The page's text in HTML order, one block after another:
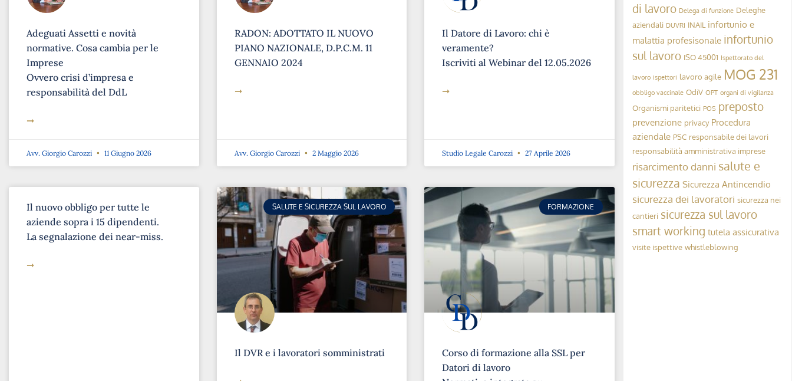
Adeguati Assetti e novità
normative. Cosa cambia per le
Imprese
Ovvero crisi d’impresa e
responsabilità del DdL
➞
Avv. Giorgio Carozzi 11 Giugno 2026
RADON: ADOTTATO IL NUOVO
PIANO NAZIONALE, D.P.C.M. 11
GENNAIO 2024
➞
Avv. Giorgio Carozzi 2 Maggio 2026
Il Datore di Lavoro: chi è
veramente?
Iscriviti al Webinar del 12.05.2026
➞
Studio Legale Carozzi 27 Aprile 2026
Il nuovo obbligo per tutte le
aziende sopra i 15 dipendenti.
La segnalazione dei near-miss.
➞
SALUTE E SICUREZZA SUL LAVORO
Il DVR e i lavoratori somministrati
FORMAZIONE
Corso di formazione alla SSL per
Datori di lavoro
di lavoro Delega di funzione Deleghe
aziendali DUVRI INAIL infortunio e
malattia profesisonale infortunio
sul lavoro ISO 45001 Ispettorato del
lavoro ispettori lavoro agile MOG 231
obbligo vaccinale OdiV OPT organi di vigilanza
Organismi paritetici POS preposto
prevenzione privacy Procedura
aziendale PSC responsabile dei lavori
responsabilità amministrativa imprese
risarcimento danni salute e
sicurezza Sicurezza Antincendio
sicurezza dei lavoratori sicurezza nei
cantieri sicurezza sul lavoro
smart working tutela assicurativa
visite ispettive whistleblowing